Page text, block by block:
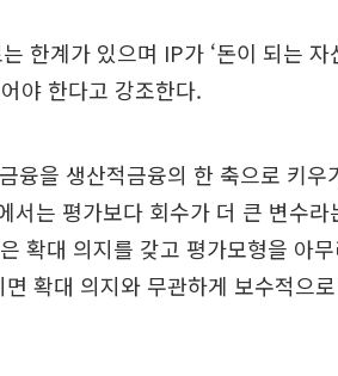
한계가 있으며 IP가 ‘돈이 되는 자
야 한다고 강조한다.
융을 생산적금융의 한 축으로 키우
서는 평가보다 회수가 더 큰 변수
확대 의지를 갖고 평가모형을 아
확대 의지와 무관하게 보수적으